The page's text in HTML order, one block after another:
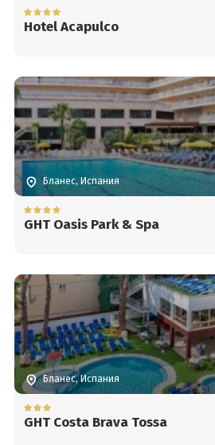
Hotel Acapulco
Бланес, Испания
GHT Oasis Park & Spa
Бланес, Испания
GHT Costa Brava Tossa